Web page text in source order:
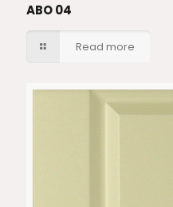
ABO 04
Read more